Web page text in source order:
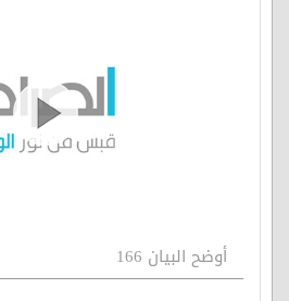
أوضح البيان 166